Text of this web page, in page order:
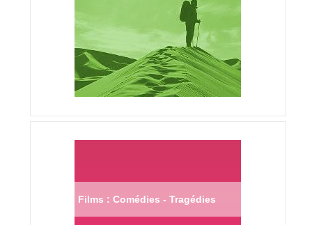
Films : Comédies - Tragédies